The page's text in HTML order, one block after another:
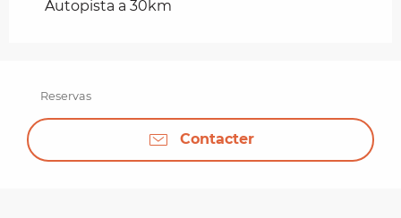
Autopista a 30km
Reservas
Contacter